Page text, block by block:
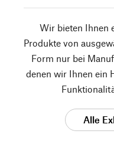
Wir bieten Ihnen
Produkte von
Form nur bei
denen wir Ihnen ein
Alle